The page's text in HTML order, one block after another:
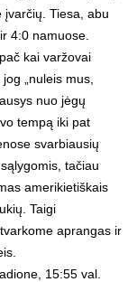
Tiesa, abu
4:0 namuose.
kai varžovai
„nuleis mus,
nuo jėgų
tempą iki pat
svarbiausių
tačiau
amerikietiškais
Taigi
aprangas ir
15:55 val.